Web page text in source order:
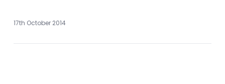
17th October 2014